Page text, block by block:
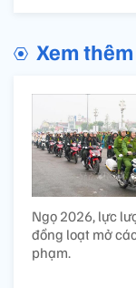
Xem thêm
Ngọ 2026, lực
đồng loạt mở
phạm.